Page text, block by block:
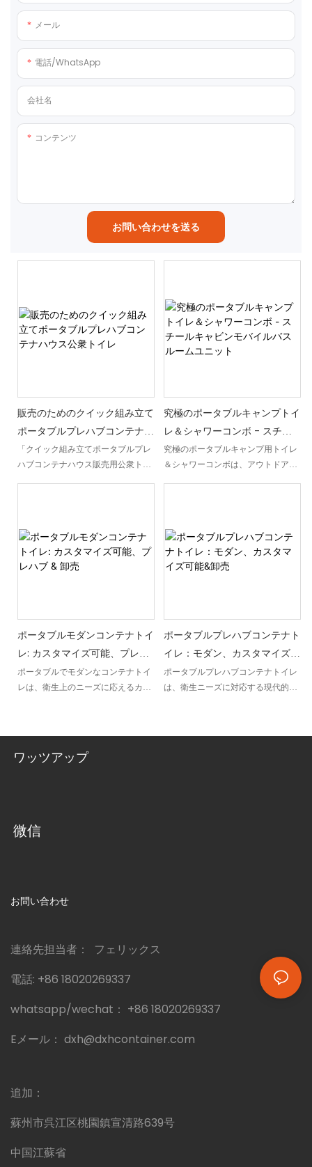
メール
電話/WhatsApp
会社名
コンテンツ
お問い合わせを送る
販売のためのクイック組み立て
ポータブルプレハブコンテナハ
ウス公衆トイレ
「クイック組み立てポータブルプレ
ハブコンテナハウス販売用公衆トイ
で実用的な設備を備えており、さま
ざまな屋外イベントや仮設トイレ設
備が必要な遠隔地に理想的な選択肢
究極のポータブルキャンプトイ
レ＆シャワーコンボ - スチー
ルキャビンモバイルバスルーム
ユニット
究極のポータブルキャンプ用トイレ
＆シャワーコンボは、アウトドアア
ニーズに便利かつ快適に対応しま
す。
ポータブルモダンコンテナトイ
レ: カスタマイズ可能、プレハ
ブ & 卸売
ポータブルでモダンなコンテナトイ
レは、衛生上のニーズに応えるカス
イベントや大規模な集まりに最適で
ます。
ポータブルプレハブコンテナト
イレ：モダン、カスタマイズ可
能&卸売
ポータブルプレハブコンテナトイレ
は、衛生ニーズに対応する現代的で
ワッツアップ
微信
お問い合わせ
連絡先担当者： フェリックス
電話: +86 18020269337
whatsapp/wechat： +86 18020269337
Eメール： dxh@dxhcontainer.com
追加：
蘇州市呉江区桃園鎮宣清路639号
中国江蘇省